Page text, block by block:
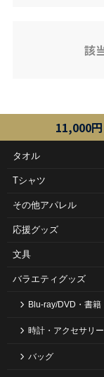
該
11,000
タオル
Tシャツ
その他アパレル
応援グッズ
文具
バラエティグッズ
Blu-ray/DVD・書籍
時計・アクセサリー
バッグ